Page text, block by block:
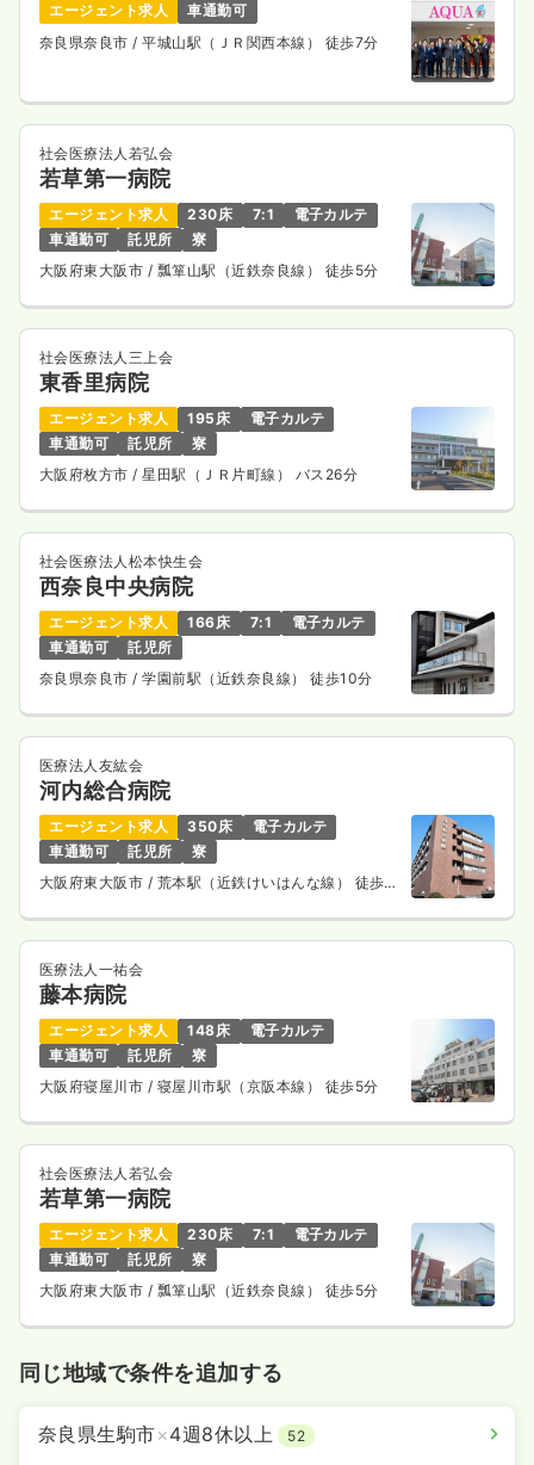
日勤のみ（常勤） 一時募集休止
年間休日123日
担当業務未経験可
気になる 詳細を見る
給与 28.6〜33.8
※一例
時間 8:30～17:15（休憩60分）
年間休日123日
4週8休以上
気になる 詳細を見る
夜勤のみ（常勤） 一時募集休止
給与 35.8〜41.0
※一例
気になる
一時募集休止
給与 時給1,800円〜
時間 9:00～17:00
オンコールあり
気になる
夜勤のみ（パート） 一時募集休止
給与 3.0 万円〜/回
オンコールあり
担当業務未経験可
気になる 詳細を見る
オペ室(手術室)正看護師 / 管理職 一般病院
エージェント求人
車通勤可
奈良県奈良市 / 平城山駅（ＪＲ関西本線） 徒歩7分
社会医療法人若弘会
若草第一病院
エージェント求人 230床 7:1
電子カルテ
車通勤可
託児所
寮
大阪府東大阪市 / 瓢箪山駅（近鉄奈良線） 徒歩5分
社会医療法人三上会
東香里病院
エージェント求人 195床
電子カルテ
車通勤可
託児所
寮
大阪府枚方市/ 星田駅（ＪＲ片町線） バス26分
社会医療法人松本快生会
西奈良中央病院
エージェント求人 166床 7:1
電子カルテ
車通勤可
託児所
奈良県奈良市/ 学園前駅（近鉄奈良線） 徒歩10分
医療法人友紘会
河内総合病院
エージェント求人 350床
電子カルテ
車通勤可
託児所
寮
大阪府東大阪市 / 荒本駅（近鉄けいはんな線） 徒歩5
医療法人一祐会
藤本病院
エージェント求人 148床
電子カルテ
車通勤可
託児所
寮
大阪府寝屋川市 / 寝屋川市駅（京阪本線） 徒歩5分
社会医療法人若弘会
若草第一病院
エージェント求人 230床 7:1
電子カルテ
車通勤可
託児所
寮
大阪府東大阪市 / 瓢箪山駅（近鉄奈良線） 徒歩5分
同じ地域で条件を追加する
奈良県生駒市×4週8休以上 52